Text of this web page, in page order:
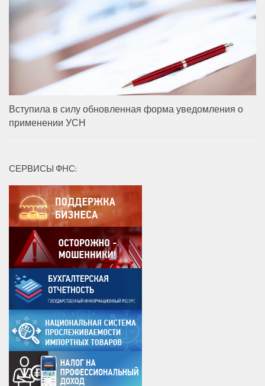
Вступила в силу обновленная форма уведомления о
применении УСН
СЕРВИСЫ ФНС: